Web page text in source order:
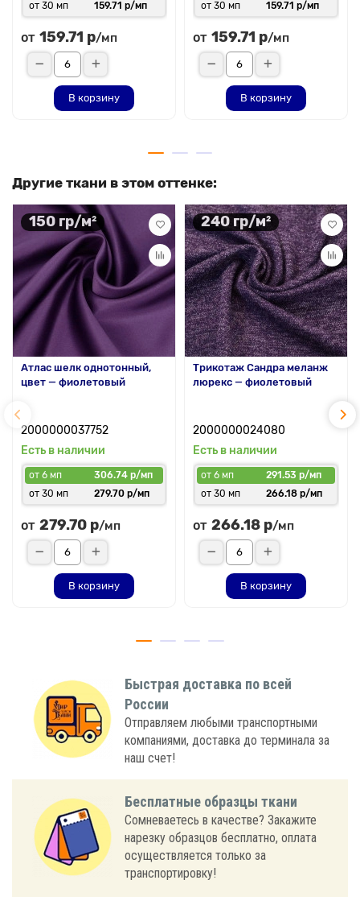
от 30 мп 159.71 р/мп
от 159.71 р/мп
В корзину
от 30 мп 159.71 р/мп
от 159.71 р/мп
В корзину
Другие ткани в этом оттенке:
150 гр/м²
Атлас шелк однотонный,
цвет — фиолетовый
2000000037752
Есть в наличии
от 6 мп
306.74 р/мп
от 30 мп
279.70 р/мп
от 279.70 р/мп
В корзину
240 гр/м²
Трикотаж Сандра меланж
люрекс — фиолетовый
2000000024080
Есть в наличии
от 6 мп
291.53 р/мп
от 30 мп
266.18 р/мп
от 266.18 р/мп
В корзину
Быстрая доставка по всей
России
Отправляем любыми транспортными
компаниями, доставка до терминала за
наш счет!
Бесплатные образцы ткани
Сомневаетесь в качестве? Закажите
нарезку образцов бесплатно, оплата
осуществляется только за
транспортировку!